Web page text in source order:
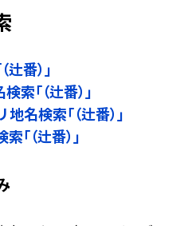
番）」
索「（辻番）」
名検索「（辻番）」
「（辻番）」